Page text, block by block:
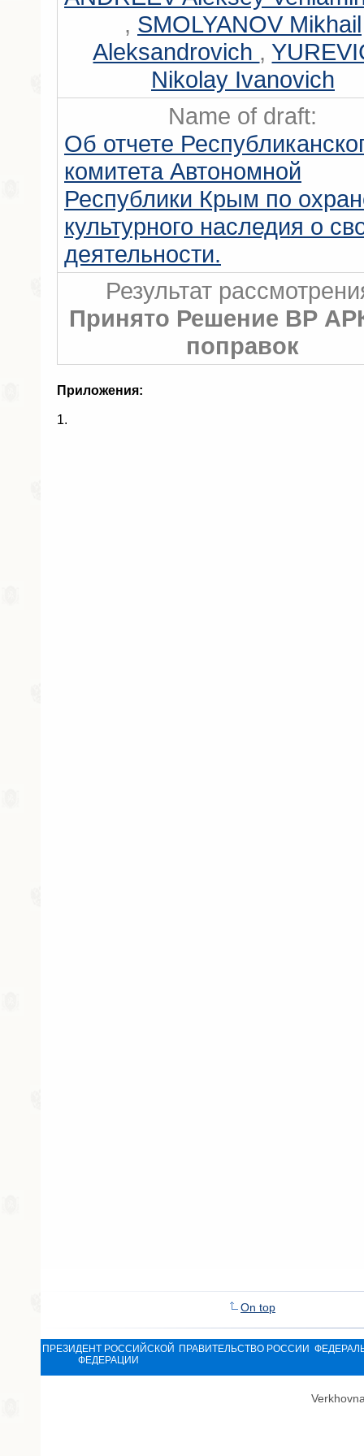
, SMOLYANOV Mikhail
Aleksandrovich ,
Nikolay Ivanovich
Name of draft:
Об отчете
комитета Автономной
Республики Крым по
культурного наследия о
деятельности.
Результат
Принято Решение ВР
поправок
Приложения:
1.
On top
ПРЕЗИДЕНТ РОССИЙСКОЙ
ФЕДЕРАЦИИ
ПРАВИТЕЛЬСТВО РОССИИ